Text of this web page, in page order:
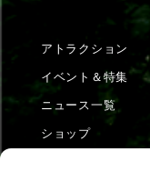
アトラクション
イベント＆特集
ニュース一覧
ショップ